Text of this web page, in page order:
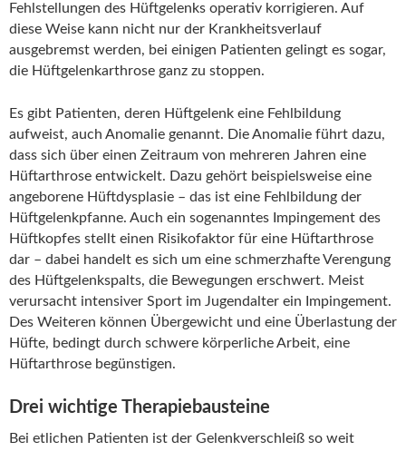
Fehlstellungen des Hüftgelenks operativ korrigieren. Auf
diese Weise kann nicht nur der Krankheitsverlauf
ausgebremst werden, bei einigen Patienten gelingt es sogar,
die Hüftgelenkarthrose ganz zu stoppen.
Es gibt Patienten, deren Hüftgelenk eine Fehlbildung
aufweist, auch Anomalie genannt. Die Anomalie führt dazu,
dass sich über einen Zeitraum von mehreren Jahren eine
Hüftarthrose entwickelt. Dazu gehört beispielsweise eine
angeborene Hüftdysplasie – das ist eine Fehlbildung der
Hüftgelenkpfanne. Auch ein sogenanntes Impingement des
Hüftkopfes stellt einen Risikofaktor für eine Hüftarthrose
dar – dabei handelt es sich um eine schmerzhafte Verengung
des Hüftgelenkspalts, die Bewegungen erschwert. Meist
verursacht intensiver Sport im Jugendalter ein Impingement.
Des Weiteren können Übergewicht und eine Überlastung der
Hüfte, bedingt durch schwere körperliche Arbeit, eine
Hüftarthrose begünstigen.
Drei wichtige Therapiebausteine
Bei etlichen Patienten ist der Gelenkverschleiß so weit